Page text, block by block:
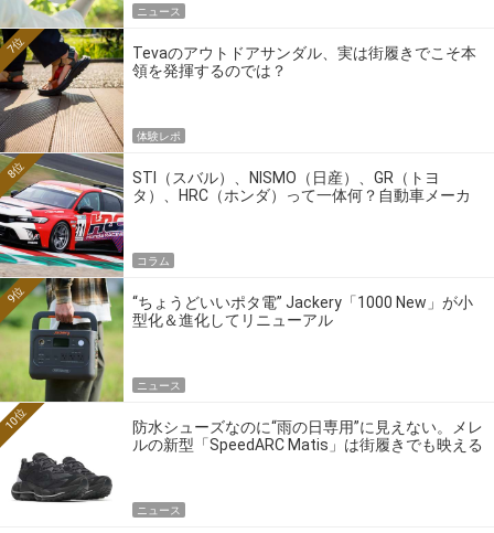
ニュース
Tevaのアウトドアサンダル、実は街履きでこそ本
領を発揮するのでは？
7位
体験レポ
STI（スバル）、NISMO（日産）、GR（トヨ
タ）、HRC（ホンダ）って一体何？自動車メーカ
8位
コラム
“ちょうどいいポタ電” Jackery「1000 New」が小
型化＆進化してリニューアル
9位
ニュース
防水シューズなのに“雨の日専用”に見えない。メレ
ルの新型「SpeedARC Matis」は街履きでも映える
10位
ニュース